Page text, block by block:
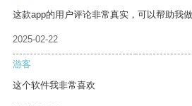
这款app的用户评论非常真实，可以帮助我
2025-02-22
游客
这个软件我非常喜欢